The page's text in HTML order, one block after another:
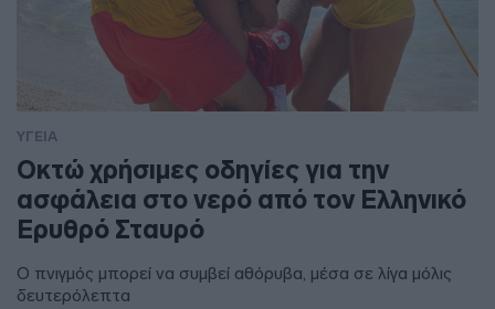
ΥΓΕΙΑ
Οκτώ χρήσιμες οδηγίες για την
ασφάλεια στο νερό από τον Ελληνικό
Ερυθρό Σταυρό
Ο πνιγμός μπορεί να συμβεί αθόρυβα, μέσα σε λίγα μόλις
δευτερόλεπτα